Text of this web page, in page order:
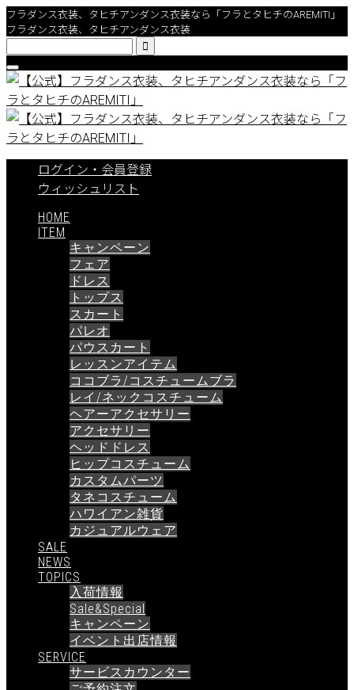
フラダンス衣装、タヒチアンダンス衣装なら「フラとタヒチのAREMITI」
フラダンス衣装、タヒチアンダンス衣装

ログイン・会員登録
ウィッシュリスト
HOME
ITEM
キャンペーン
フェア
ドレス
トップス
スカート
パレオ
パウスカート
レッスンアイテム
ココブラ/コスチュームブラ
レイ/ネックコスチューム
ヘアーアクセサリー
アクセサリー
ヘッドドレス
ヒップコスチューム
カスタムパーツ
タネコスチューム
ハワイアン雑貨
カジュアルウェア
SALE
NEWS
TOPICS
入荷情報
Sale&Special
キャンペーン
イベント出店情報
SERVICE
サービスカウンター